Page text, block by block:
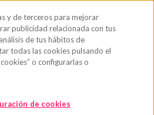
y de terceros para mejorar
publicidad relacionada con tus
de tus hábitos de
todas las cookies pulsando el
o configurarlas o
de cookies